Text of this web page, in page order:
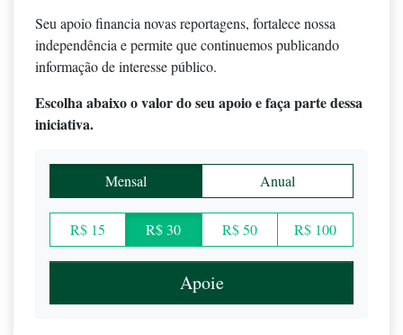
Seu apoio financia novas reportagens, fortalece nossa
independência e permite que continuemos publicando
informação de interesse público.
Escolha abaixo o valor do seu apoio e faça parte dessa
iniciativa.
Mensal Anual
R$ 15 R$ 30 R$ 50 R$ 100
Apoie